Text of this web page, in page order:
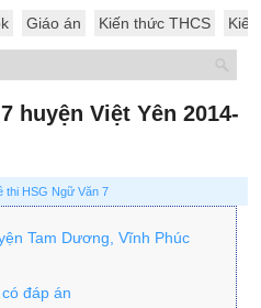
Giáo án Kiến thức THCS
huyện Việt Yên 2014-
thi HSG Ngữ Văn 7
Tam Dương, Vĩnh Phúc
đáp án